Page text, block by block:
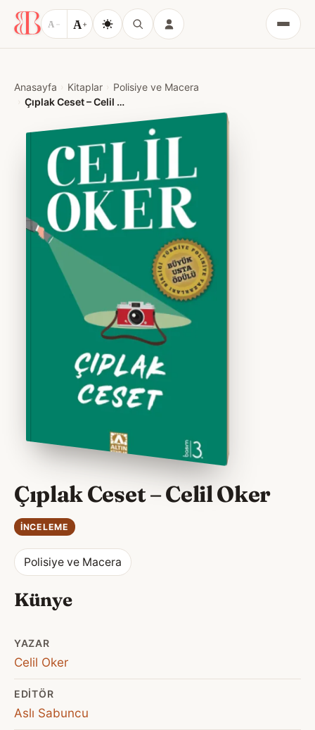
A − A+
Menü
Anasayfa Kitaplar
Polisiye ve Macera
Çıplak Ceset – Celil Oker
Çıplak Ceset – Celil Oker
İNCELEME
Polisiye ve Macera
Künye
YAZAR
Celil Oker
EDITÖR
Aslı Sabuncu